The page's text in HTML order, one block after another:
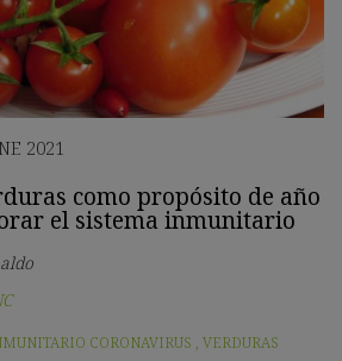
2021
como propósito de año
el sistema inmunitario
CORONAVIRUS , VERDURAS